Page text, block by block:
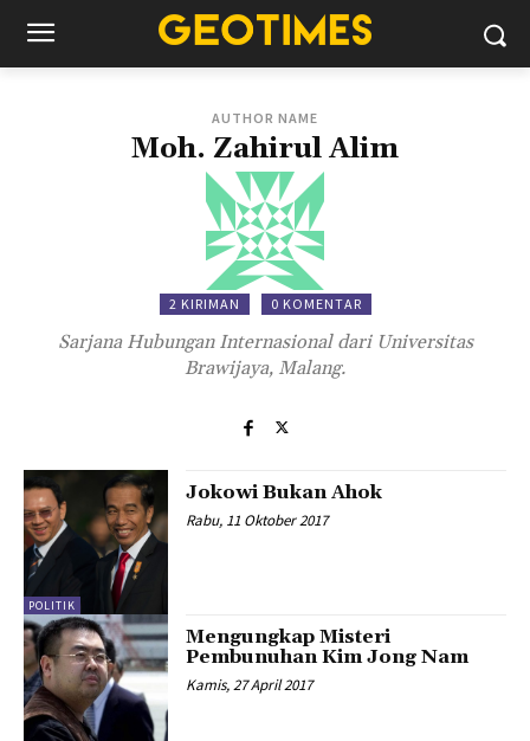
AUTHOR NAME
Moh. Zahirul Alim
2 KIRIMAN 0 KOMENTAR
Sarjana Hubungan Internasional dari Universitas
Brawijaya, Malang.
POLITIK
Jokowi Bukan Ahok
Rabu, 11 Oktober 2017
Mengungkap Misteri
Pembunuhan Kim Jong Nam
Kamis, 27 April 2017